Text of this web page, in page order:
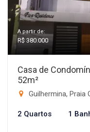
A partir de:
R$ 380.000
Casa de
52m²
Guilhermina, Praia
2 Quartos 1